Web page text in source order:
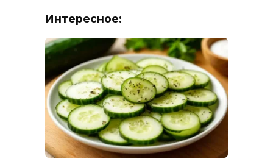
Интересное: